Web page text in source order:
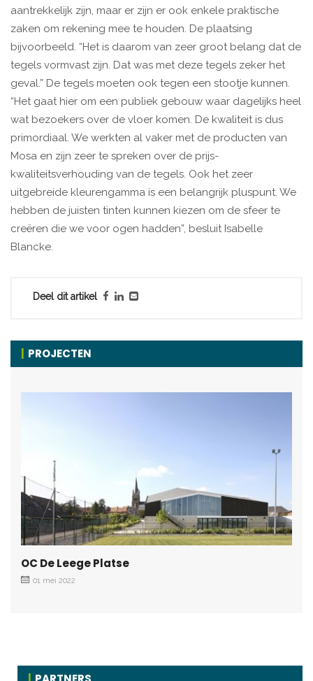
aantrekkelijk zijn, maar er zijn er ook enkele praktische
zaken om rekening mee te houden. De plaatsing
bijvoorbeeld. “Het is daarom van zeer groot belang dat de
tegels vormvast zijn. Dat was met deze tegels zeker het
geval.” De tegels moeten ook tegen een stootje kunnen.
“Het gaat hier om een publiek gebouw waar dagelijks heel
wat bezoekers over de vloer komen. De kwaliteit is dus
primordiaal. We werkten al vaker met de producten van
Mosa en zijn zeer te spreken over de prijs-
kwaliteitsverhouding van de tegels. Ook het zeer
uitgebreide kleurengamma is een belangrijk pluspunt. We
hebben de juisten tinten kunnen kiezen om de sfeer te
creëren die we voor ogen hadden”, besluit Isabelle
Blancke.
Deel dit artikel
PROJECTEN
OC De Leege Platse
01 mei 2022